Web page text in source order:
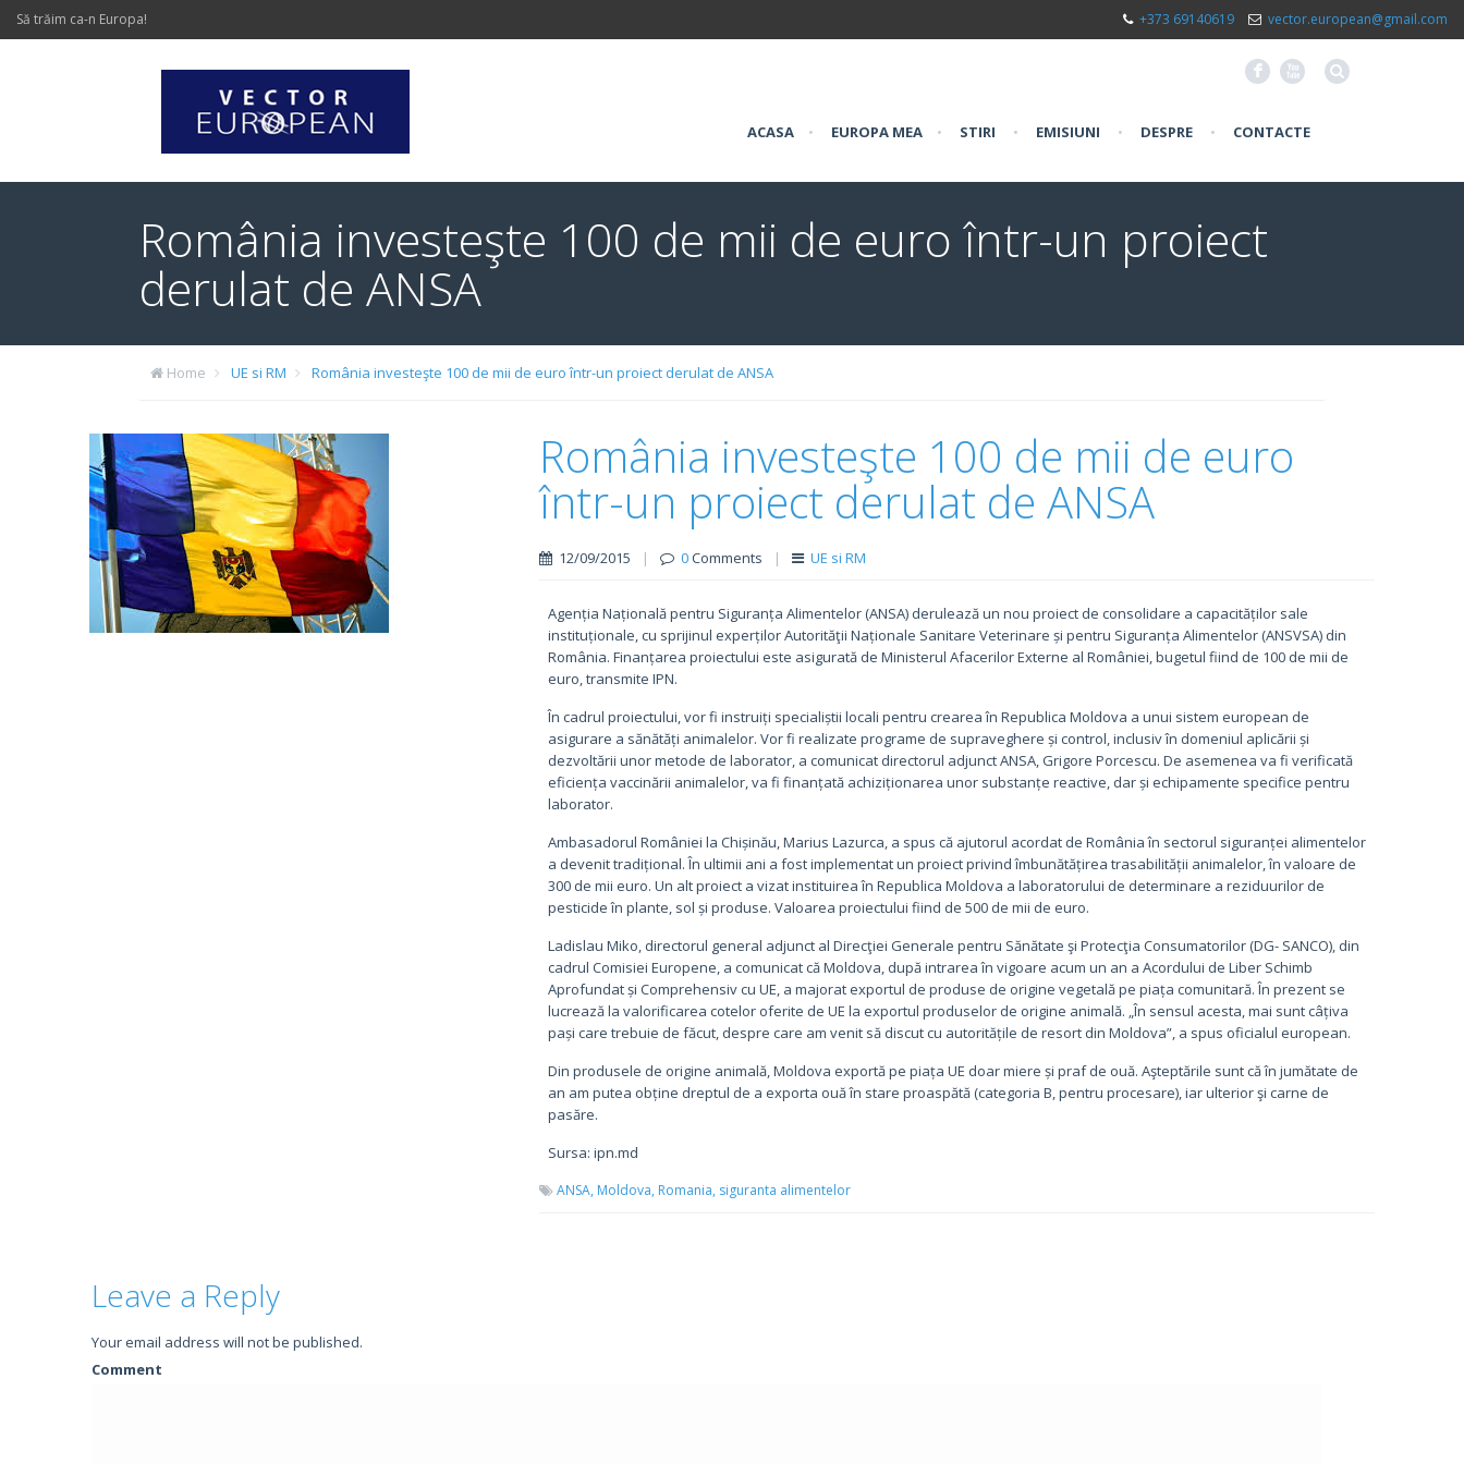
Să trăim ca-n Europa! +373 69140619 vector.european@gmail.com
F X
ACASA • EUROPA MEA • STIRI • EMISIUNI • DESPRE • CONTACTE
România investeşte 100 de mii de euro într-un proiect
derulat de ANSA
Home UE si RM România investeşte 100 de mii de euro într-un proiect derulat de ANSA
România investeşte 100 de mii de euro
într-un proiect derulat de ANSA
12/09/2015 | 0Comments | UE si RM
Agenția Națională pentru Siguranța Alimentelor (ANSA) derulează un nou proiect de consolidare a capacităților sale
instituționale, cu sprijinul experților Autorităţii Naționale Sanitare Veterinare și pentru Siguranța Alimentelor (ANSVSA) din
România. Finanțarea proiectului este asigurată de Ministerul Afacerilor Externe al României, bugetul fiind de 100 de mii de
euro, transmite IPN.
În cadrul proiectului, vor fi instruiți specialiștii locali pentru crearea în Republica Moldova a unui sistem european de
asigurare a sănătăți animalelor. Vor fi realizate programe de supraveghere și control, inclusiv în domeniul aplicării și
dezvoltării unor metode de laborator, a comunicat directorul adjunct ANSA, Grigore Porcescu. De asemenea va fi verificată
eficiența vaccinării animalelor, va fi finanțată achiziționarea unor substanțe reactive, dar și echipamente specifice pentru
laborator.
Ambasadorul României la Chișinău, Marius Lazurca, a spus că ajutorul acordat de România în sectorul siguranței alimentelor
a devenit tradițional. În ultimii ani a fost implementat un proiect privind îmbunătățirea trasabilității animalelor, în valoare de
300 de mii euro. Un alt proiect a vizat instituirea în Republica Moldova a laboratorului de determinare a reziduurilor de
pesticide în plante, sol și produse. Valoarea proiectului fiind de 500 de mii de euro.
Ladislau Miko, directorul general adjunct al Direcţiei Generale pentru Sănătate şi Protecţia Consumatorilor (DG- SANCO), din
cadrul Comisiei Europene, a comunicat că Moldova, după intrarea în vigoare acum un an a Acordului de Liber Schimb
Aprofundat și Comprehensiv cu UE, a majorat exportul de produse de origine vegetală pe piața comunitară. În prezent se
lucrează la valorificarea cotelor oferite de UE la exportul produselor de origine animală. „În sensul acesta, mai sunt câțiva
pași care trebuie de făcut, despre care am venit să discut cu autoritățile de resort din Moldova”, a spus oficialul european.
Din produsele de origine animală, Moldova exportă pe piața UE doar miere și praf de ouă. Aşteptările sunt că în jumătate de
an am putea obține dreptul de a exporta ouă în stare proaspătă (categoria B, pentru procesare), iar ulterior şi carne de
pasăre.
Sursa: ipn.md
ANSA, Moldova, Romania, siguranta alimentelor
Leave a Reply
Your email address will not be published.
Comment